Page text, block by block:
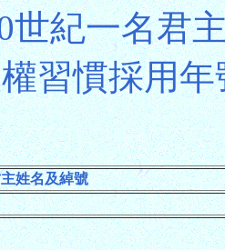
世紀一名君
習慣採用
姓名及綽號